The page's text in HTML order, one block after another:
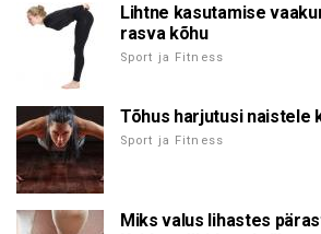
Lihtne kasutamise
rasva kõhu
Sport ja Fitness
Tõhus harjutusi naistele
Sport ja Fitness
Miks valus lihastes